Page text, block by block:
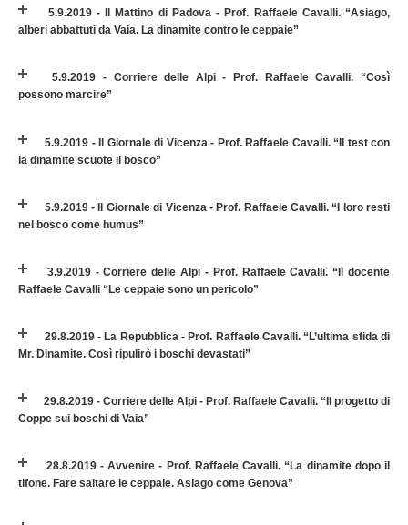
5.9.2019 - Il Mattino di Padova - Prof. Raffaele Cavalli. “Asiago,
alberi abbattuti da Vaia. La dinamite contro le ceppaie”
5.9.2019 - Corriere delle Alpi - Prof. Raffaele Cavalli. “Così
possono marcire”
5.9.2019 - Il Giornale di Vicenza - Prof. Raffaele Cavalli. “Il test con
la dinamite scuote il bosco”
5.9.2019 - Il Giornale di Vicenza - Prof. Raffaele Cavalli. “I loro resti
nel bosco come humus”
3.9.2019 - Corriere delle Alpi - Prof. Raffaele Cavalli. “Il docente
Raffaele Cavalli “Le ceppaie sono un pericolo”
29.8.2019 - La Repubblica - Prof. Raffaele Cavalli. “L’ultima sfida di
Mr. Dinamite. Così ripulirò i boschi devastati”
29.8.2019 - Corriere delle Alpi - Prof. Raffaele Cavalli. “Il progetto di
Coppe sui boschi di Vaia”
28.8.2019 - Avvenire - Prof. Raffaele Cavalli. “La dinamite dopo il
tifone. Fare saltare le ceppaie. Asiago come Genova”